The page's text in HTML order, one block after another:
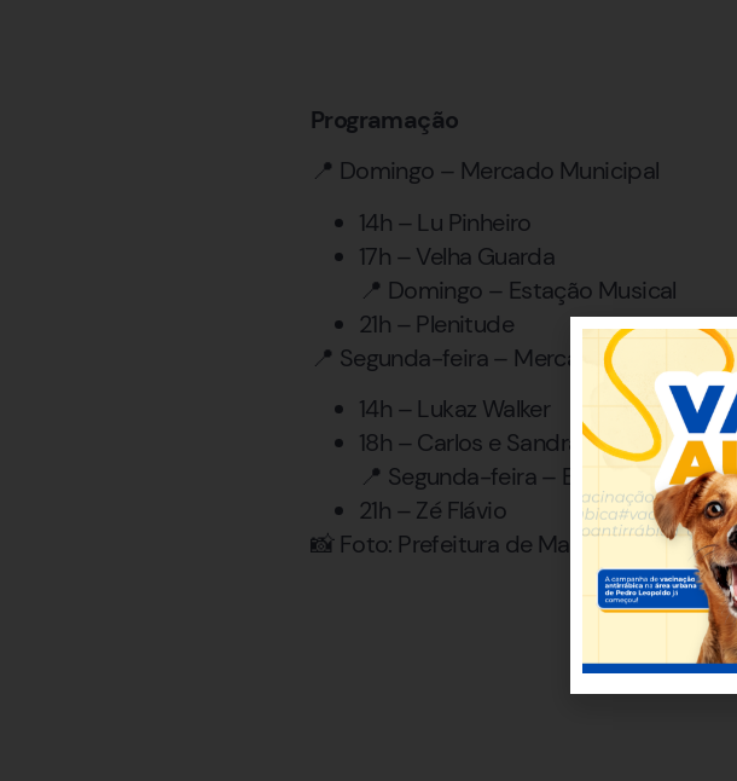
Programação
📍 Domingo – Mercado Municipal
14h – Lu Pinheiro
17h – Velha Guarda
📍 Domingo – Estação Musical
21h – Plenitude
📍 Segunda-feira – Mercado Municipal
14h – Lukaz Walker
18h – Carlos e Sandra
📍 Segunda-feira – Estação Musical
21h – Zé Flávio
📸 Foto: Prefeitura de Matozinhos /